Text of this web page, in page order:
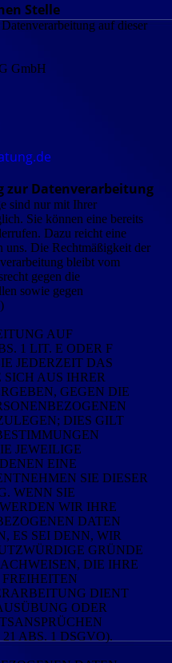
Stelle
auf dieser
GmbH
zur Datenverarbeitung
sind nur mit Ihrer
Sie können eine bereits
Dazu reicht eine
Die Rechtmäßigkeit der
bleibt vom
gegen die
sowie gegen
AUF
1 LIT. E ODER F
JEDERZEIT DAS
AUS IHRER
GEGEN DIE
DIES GILT
JEWEILIGE
EINE
SIE DIESER
WENN SIE
WIR IHRE
DATEN
ES SEI DENN, WIR
GRÜNDE
DIE IHRE
DIENT
ODER
ABS. 1 DSGVO).